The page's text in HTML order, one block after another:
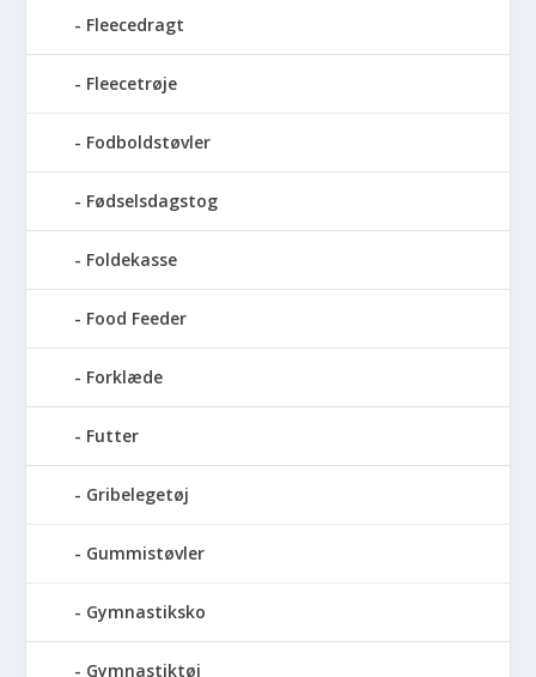
Fleecedragt
Fleecetrøje
Fodboldstøvler
Fødselsdagstog
Foldekasse
Food Feeder
Forklæde
Futter
Gribelegetøj
Gummistøvler
Gymnastiksko
Gymnastiktøj